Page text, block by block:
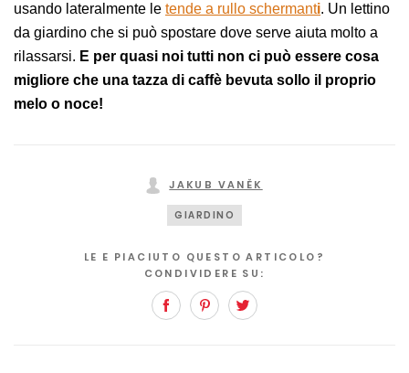
usando lateralmente le tende a rullo schermanti. Un lettino
da giardino che si può spostare dove serve aiuta molto a
rilassarsi. E per quasi noi tutti non ci può essere cosa
migliore che una tazza di caffè bevuta sollo il proprio
melo o noce!
JAKUB VANĚK
GIARDINO
LE E PIACIUTO QUESTO ARTICOLO?
CONDIVIDERE SU:
FacebookPinterest